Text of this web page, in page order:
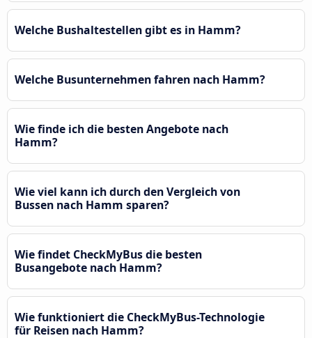
Welche Bushaltestellen gibt es in Hamm?
Welche Busunternehmen fahren nach Hamm?
Wie finde ich die besten Angebote nach
Hamm?
Wie viel kann ich durch den Vergleich von
Bussen nach Hamm sparen?
Wie findet CheckMyBus die besten
Busangebote nach Hamm?
Wie funktioniert die CheckMyBus-Technologie
für Reisen nach Hamm?